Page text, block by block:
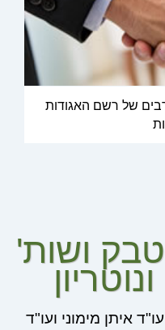
של רשם האגודות
טבק ושות'
איתן מימוני ועו"ד